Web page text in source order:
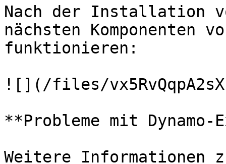
Nach der Installation
nächsten Komponenten
funktionieren:
![](/files/
**Probleme mit
Weitere Informationen